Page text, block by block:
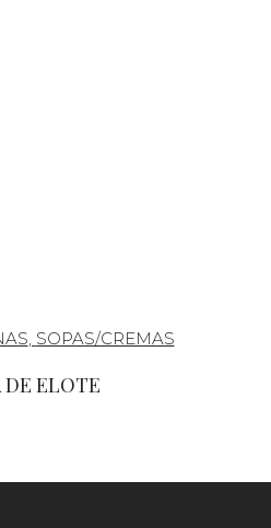
, SOPAS/CREMAS
DE ELOTE